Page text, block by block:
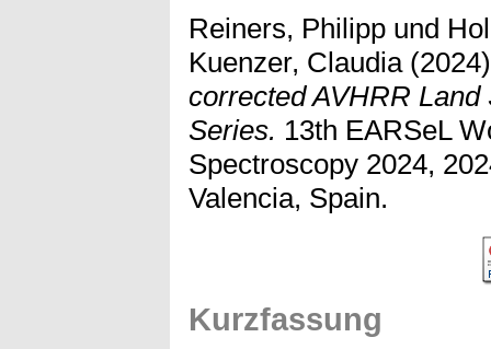
Reiners, Philipp und
Kuenzer, Claudia
corrected AVHRR
Series. 13th EARSeL
Spectroscopy 2024,
Valencia, Spain.
Kurzfassung